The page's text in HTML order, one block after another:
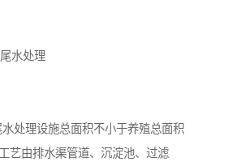
水处理
处理设施总面积不小于养殖总面积
艺由排水渠管道、沉淀池、过滤
塑料污水处理设备